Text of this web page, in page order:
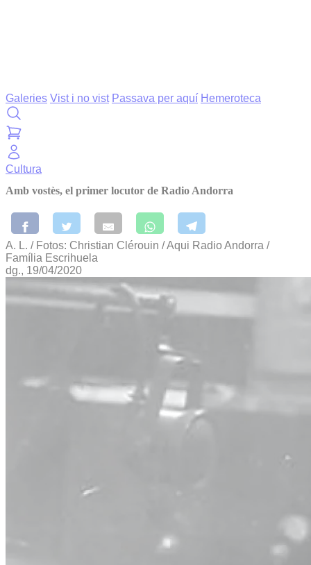
Galeries Vist i no vist Passava per aquí Hemeroteca
Cultura
Amb vostès, el primer locutor de Radio Andorra
A. L. / Fotos: Christian Clérouin / Aqui Radio Andorra /
Família Escrihuela
dg., 19/04/2020